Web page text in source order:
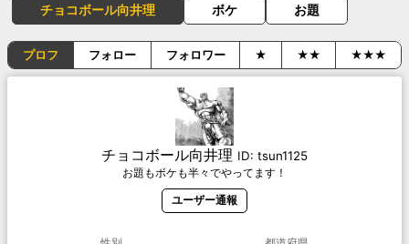
チョコボール向井理 ボケ お題
プロフ フォロー フォロワー ★ ★★ ★★★
チョコボール向井理 ID: tsun1125
お題もボケも半々でやってます！
ユーザー通報